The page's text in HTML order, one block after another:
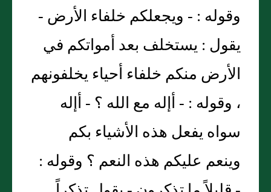
وقوله : - ويجعلكم خلفاء الأرض -
يقول : يستخلف بعد أمواتكم في
الأرض منكم خلفاء أحياء يخلفونهم
، وقوله : - أإله مع الله ؟ - أإله
سواه يفعل هذه الأشياء بكم
وينعم عليكم هذه النعم ؟ وقوله :